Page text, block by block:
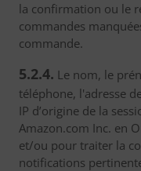
la confirmation ou le
commandes
commande.
5.2.4. Le nom, le
téléphone, l'adresse
IP d’origine de la
Amazon.com Inc. en
et/ou pour traiter la
notifications